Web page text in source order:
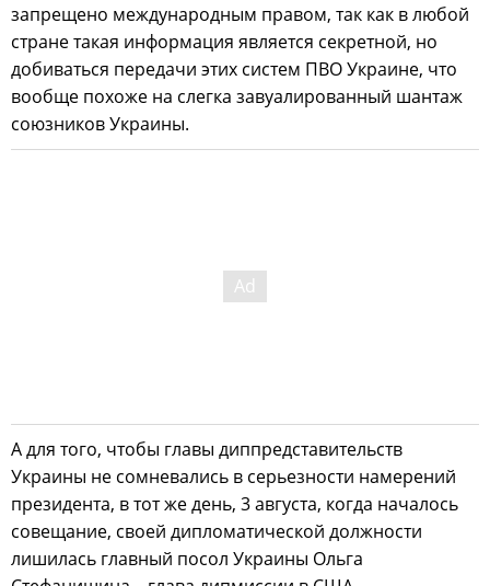
запрещено международным правом, так как в любой
стране такая информация является секретной, но
добиваться передачи этих систем ПВО Украине, что
вообще похоже на слегка завуалированный шантаж
союзников Украины.
А для того, чтобы главы диппредставительств
Украины не сомневались в серьезности намерений
президента, в тот же день, 3 августа, когда началось
совещание, своей дипломатической должности
лишилась главный посол Украины Ольга